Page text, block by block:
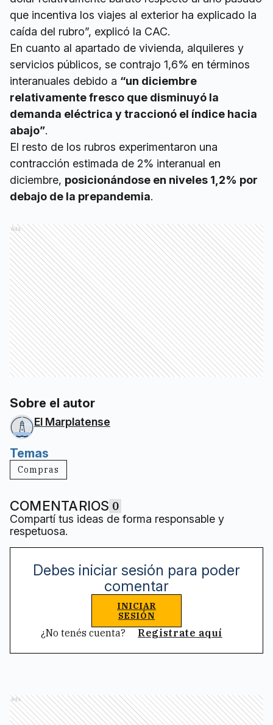
que incentiva los viajes al exterior ha explicado la
caída del rubro”, explicó la CAC.
En cuanto al apartado de vivienda, alquileres y
servicios públicos, se contrajo 1,6% en términos
interanuales debido a “un diciembre
relativamente fresco que disminuyó la
demanda eléctrica y traccionó el índice hacia
abajo”.
El resto de los rubros experimentaron una
contracción estimada de 2% interanual en
diciembre, posicionándose en niveles 1,2% por
debajo de la prepandemia.
Ads
Sobre el autor
El Marplatense
Temas
Compras
COMENTARIOS 0
Compartí tus ideas de forma responsable y
respetuosa.
Debes iniciar sesión para poder
comentar
INICIAR
SESIÓN
¿No tenés cuenta? Registrate aquí
Ads